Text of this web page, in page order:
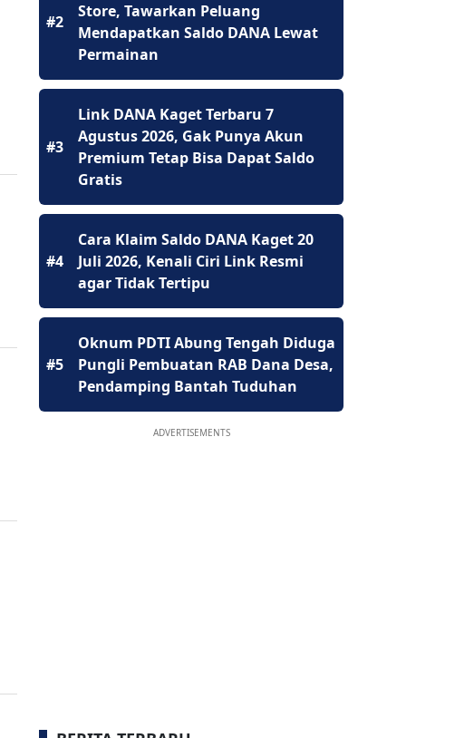
#2
Store, Tawarkan Peluang
Mendapatkan Saldo DANA Lewat
Permainan
#3
Link DANA Kaget Terbaru 7
Agustus 2026, Gak Punya Akun
Premium Tetap Bisa Dapat Saldo
Gratis
#4
Cara Klaim Saldo DANA Kaget 20
Juli 2026, Kenali Ciri Link Resmi
agar Tidak Tertipu
#5
Oknum PDTI Abung Tengah Diduga
Pungli Pembuatan RAB Dana Desa,
Pendamping Bantah Tuduhan
ADVERTISEMENTS